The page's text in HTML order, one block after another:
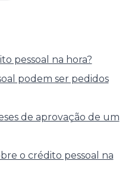
pessoal na hora?
podem ser pedidos
de aprovação de um
o crédito pessoal na